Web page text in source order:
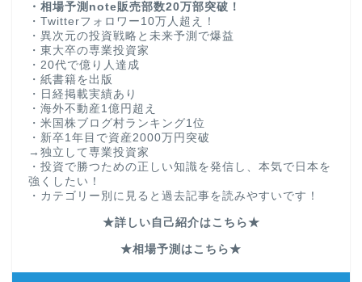
・相場予測note販売部数20万部突破！
・Twitterフォロワー10万人超え！
・異次元の投資戦略と未来予測で爆益
・東大卒の専業投資家
・20代で億り人達成
・紙書籍を出版
・日経掲載実績あり
・海外不動産1億円超え
・米国株ブログ村ランキング1位
・新卒1年目で資産2000万円突破
→独立して専業投資家
・投資で勝つための正しい知識を発信し、本気で日本を
強くしたい！
・カテゴリー別に見ると過去記事を読みやすいです！
★詳しい自己紹介はこちら★
★相場予測はこちら★